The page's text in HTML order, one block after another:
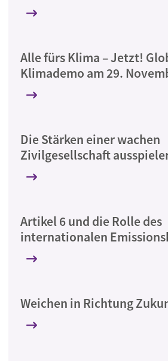
Alle fürs Klima – Jetzt!
Klimademo am 29.
Die Stärken einer wachen
Zivilgesellschaft
Artikel 6 und die Rolle des
internationalen
Weichen in Richtung